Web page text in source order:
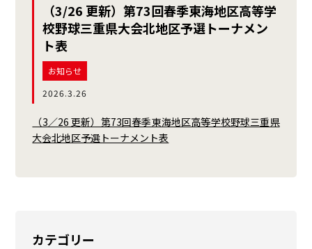
（3/26 更新）第73回春季東海地区高等学
校野球三重県大会北地区予選トーナメン
ト表
お知らせ
2026.3.26
（3／26 更新）第73回春季東海地区高等学校野球三重県
大会北地区予選トーナメント表
カテゴリー